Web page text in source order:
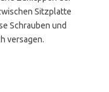
Sitzplatte
Schrauben und
versagen.